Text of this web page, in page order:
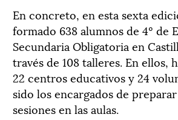
En concreto, en esta sexta
formado 638 alumnos de 4º de
Secundaria Obligatoria en
través de 108 talleres. En ellos,
22 centros educativos y 24
sido los encargados de
sesiones en las aulas.